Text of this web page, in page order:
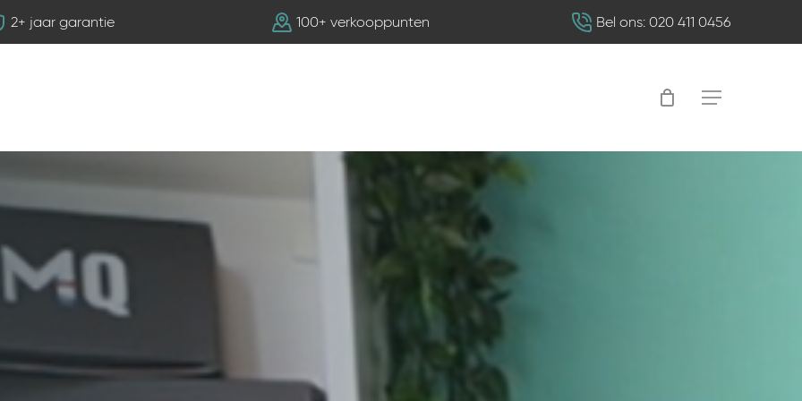
2+ jaar garantie 100+ verkooppunten Bel ons: 020 411 0456
Menu